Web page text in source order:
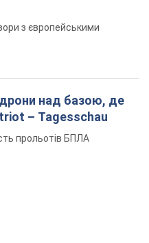
з європейськими
дрони над базою, де
– Tagesschau
прольотів БПЛА